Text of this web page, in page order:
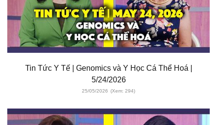
Tin Tức Y Tế | Genomics và Y Học Cá Thể Hoá |
5/24/2026
25/05/2026 (Xem: 294)